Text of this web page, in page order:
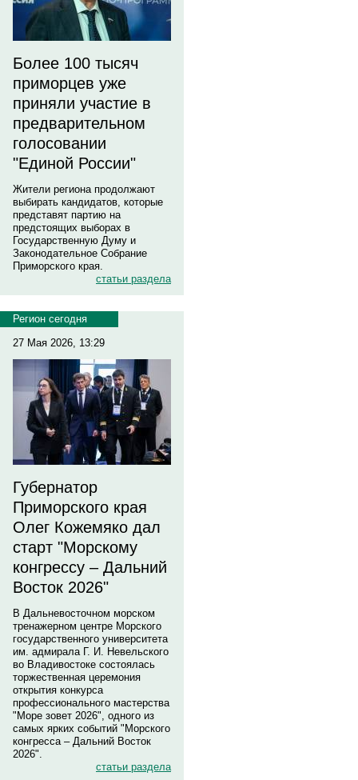
Более 100 тысяч
приморцев уже
приняли участие в
предварительном
голосовании
"Единой России"
Жители региона продолжают
выбирать кандидатов, которые
представят партию на
предстоящих выборах в
Государственную Думу и
Законодательное Собрание
Приморского края.
статьи раздела
Регион сегодня
27 Мая 2026, 13:29
Губернатор
Приморского края
Олег Кожемяко дал
старт "Морскому
конгрессу – Дальний
Восток 2026"
В Дальневосточном морском
тренажерном центре Морского
государственного университета
им. адмирала Г. И. Невельского
во Владивостоке состоялась
торжественная церемония
открытия конкурса
профессионального мастерства
"Море зовет 2026", одного из
самых ярких событий "Морского
конгресса – Дальний Восток
2026".
статьи раздела